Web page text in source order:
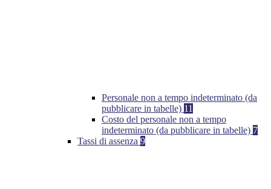
Personale non a tempo indeterminato (da
pubblicare in tabelle) 11
Costo del personale non a tempo
indeterminato (da pubblicare in tabelle) 7
Tassi di assenza 9